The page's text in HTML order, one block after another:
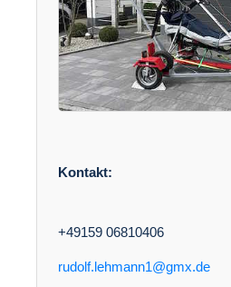
Kontakt:
+49159 06810406
rudolf.lehmann1@gmx.de